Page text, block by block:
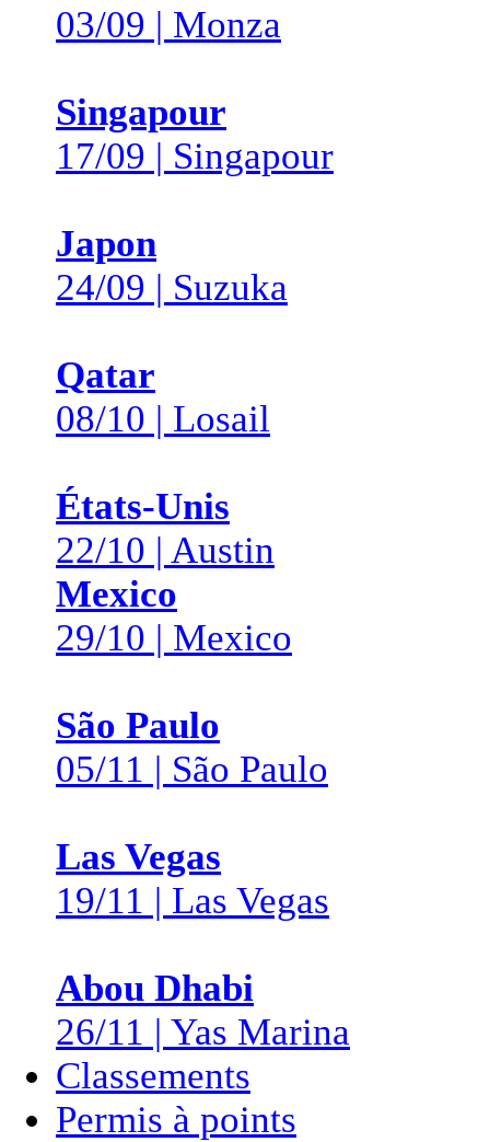
03/09 | Monza
Singapour
17/09 | Singapour
Japon
24/09 | Suzuka
Qatar
08/10 | Losail
États-Unis
22/10 | Austin
Mexico
29/10 | Mexico
São Paulo
05/11 | São Paulo
Las Vegas
19/11 | Las Vegas
Abou Dhabi
26/11 | Yas Marina
Classements
Permis à points